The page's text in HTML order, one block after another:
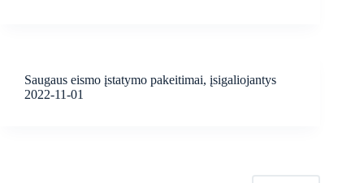
Saugaus eismo įstatymo pakeitimai, įsigaliojantys
2022-11-01